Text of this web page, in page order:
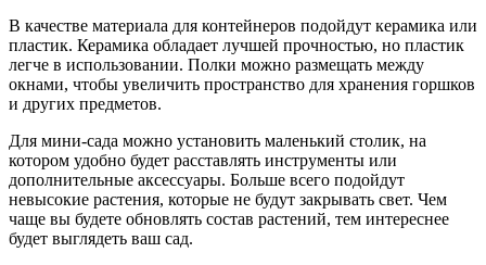
В качестве материала для контейнеров подойдут керамика или
пластик. Керамика обладает лучшей прочностью, но пластик
легче в использовании. Полки можно размещать между
окнами, чтобы увеличить пространство для хранения горшков
и других предметов.
Для мини-сада можно установить маленький столик, на
котором удобно будет расставлять инструменты или
дополнительные аксессуары. Больше всего подойдут
невысокие растения, которые не будут закрывать свет. Чем
чаще вы будете обновлять состав растений, тем интереснее
будет выглядеть ваш сад.